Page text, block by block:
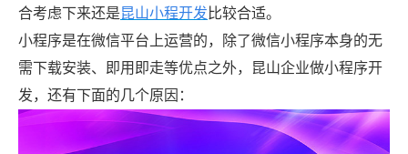
合考虑下来还是昆山小程开发 比较合适。
小程序是在微信平台上运营的，除了微信小程序本身的无
需下载安装、即用即走等优点之外，昆山企业做小程序开
发，还有下面的几个原因：